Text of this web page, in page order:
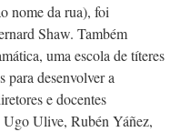
nome da rua), foi
Shaw. Também
uma escola de títeres
para desenvolver a
e docentes
Ulive, Rubén Yáñez,